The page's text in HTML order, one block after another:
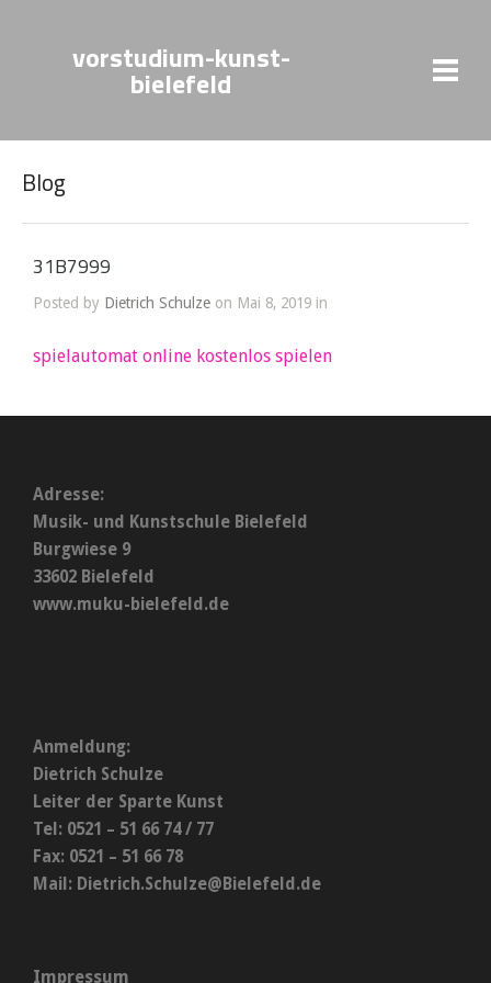
vorstudium-kunst-
bielefeld
Blog
31B7999
Posted by Dietrich Schulze on Mai 8, 2019 in
spielautomat online kostenlos spielen
Adresse:
Musik- und Kunstschule Bielefeld
Burgwiese 9
33602 Bielefeld
www.muku-bielefeld.de
Anmeldung:
Dietrich Schulze
Leiter der Sparte Kunst
Tel: 0521 – 51 66 74 / 77
Fax: 0521 – 51 66 78
Mail: Dietrich.Schulze@Bielefeld.de
Impressum